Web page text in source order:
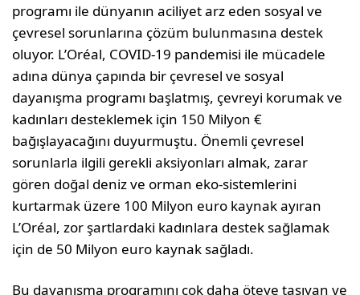
programı ile dünyanın aciliyet arz eden sosyal ve
çevresel sorunlarına çözüm bulunmasına destek
oluyor. L’Oréal, COVID-19 pandemisi ile mücadele
adına dünya çapında bir çevresel ve sosyal
dayanışma programı başlatmış, çevreyi korumak ve
kadınları desteklemek için 150 Milyon €
bağışlayacağını duyurmuştu. Önemli çevresel
sorunlarla ilgili gerekli aksiyonları almak, zarar
gören doğal deniz ve orman eko-sistemlerini
kurtarmak üzere 100 Milyon euro kaynak ayıran
L’Oréal, zor şartlardaki kadınlara destek sağlamak
için de 50 Milyon euro kaynak sağladı.
Bu dayanışma programını çok daha öteye taşıyan ve